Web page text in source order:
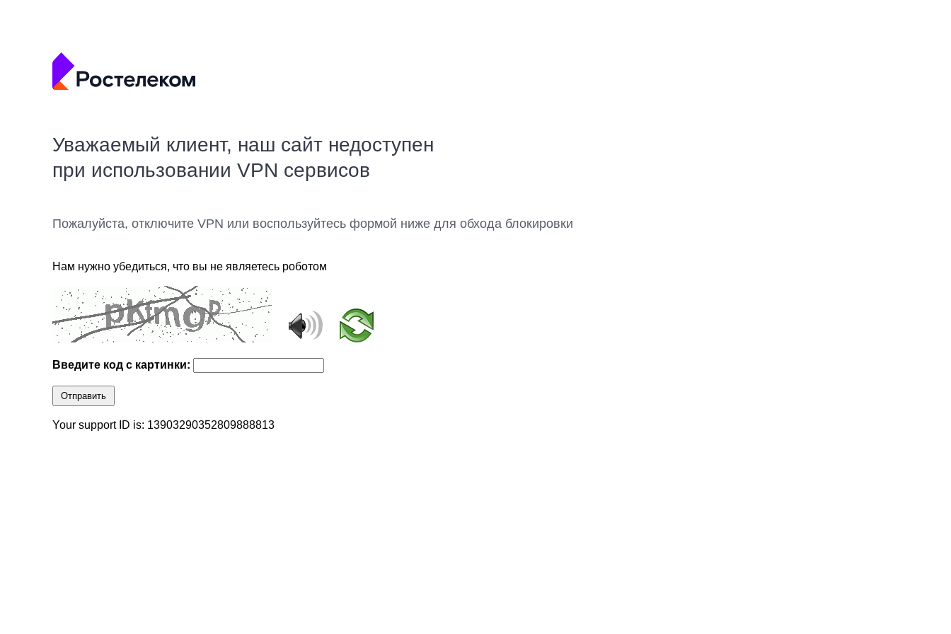
Уважаемый клиент, наш сайт недоступен
при использовании VPN сервисов
Пожалуйста, отключите VPN или воспользуйтесь формой ниже для обхода блокировки
Нам нужно убедиться, что вы не являетесь роботом
Введите код с картинки:
Отправить
Your support ID is: 13903290352809888813